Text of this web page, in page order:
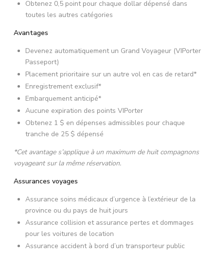
Obtenez 0,5 point pour chaque dollar dépensé dans
toutes les autres catégories
Avantages
Devenez automatiquement un Grand Voyageur (VIPorter
Passeport)
Placement prioritaire sur un autre vol en cas de retard*
Enregistrement exclusif*
Embarquement anticipé*
Aucune expiration des points VIPorter
Obtenez 1 $ en dépenses admissibles pour chaque
tranche de 25 $ dépensé
*Cet avantage s’applique à un maximum de huit compagnons
voyageant sur la même réservation.
Assurances voyages
Assurance soins médicaux d’urgence à l’extérieur de la
province ou du pays de huit jours
Assurance collision et assurance pertes et dommages
pour les voitures de location
Assurance accident à bord d’un transporteur public